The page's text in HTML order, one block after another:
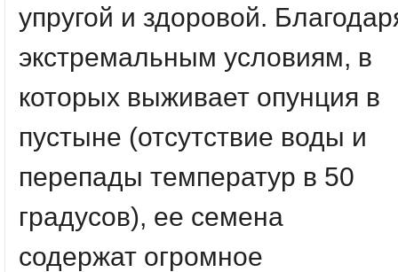
упругой и здоровой.
экстремальным условиям, в
которых выживает опунция в
пустыне (отсутствие воды и
перепады температур в 50
градусов), ее семена
содержат огромное